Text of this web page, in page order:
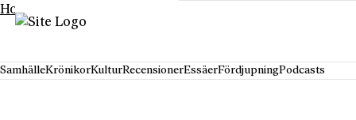
Hoppa till innehåll
SamhälleKrönikorKulturRecensionerEssäerFördjupningPodcasts